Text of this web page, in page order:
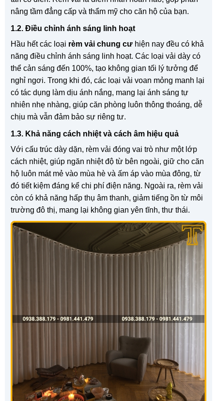
nâng tầm đẳng cấp và thẩm mỹ cho căn hộ của bạn.
1.2. Điều chỉnh ánh sáng linh hoạt
Hầu hết các loại rèm vải chung cư hiện nay đều có khả
năng điều chỉnh ánh sáng linh hoạt. Các loại vải dày có
thể cản sáng đến 100%, tạo không gian tối lý tưởng để
nghỉ ngơi. Trong khi đó, các loại vải voan mỏng manh lại
có tác dụng làm dịu ánh nắng, mang lại ánh sáng tự
nhiên nhẹ nhàng, giúp căn phòng luôn thông thoáng, dễ
chịu mà vẫn đảm bảo sự riêng tư.
1.3. Khả năng cách nhiệt và cách âm hiệu quả
Với cấu trúc dày dặn, rèm vải đóng vai trò như một lớp
cách nhiệt, giúp ngăn nhiệt độ từ bên ngoài, giữ cho căn
hộ luôn mát mẻ vào mùa hè và ấm áp vào mùa đông, từ
đó tiết kiệm đáng kể chi phí điện năng. Ngoài ra, rèm vải
còn có khả năng hấp thụ âm thanh, giảm tiếng ồn từ môi
trường đô thị, mang lại không gian yên tĩnh, thư thái.